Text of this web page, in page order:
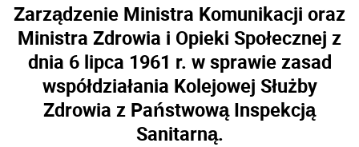
Zarządzenie Ministra Komunikacji oraz
Ministra Zdrowia i Opieki Społecznej z
dnia 6 lipca 1961 r. w sprawie zasad
współdziałania Kolejowej Służby
Zdrowia z Państwową Inspekcją
Sanitarną.